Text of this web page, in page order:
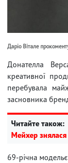
Даріо Вітале
Донателла
креативної
перебувала
засновника
Читайте також:
Мейхер знялася
69-річна